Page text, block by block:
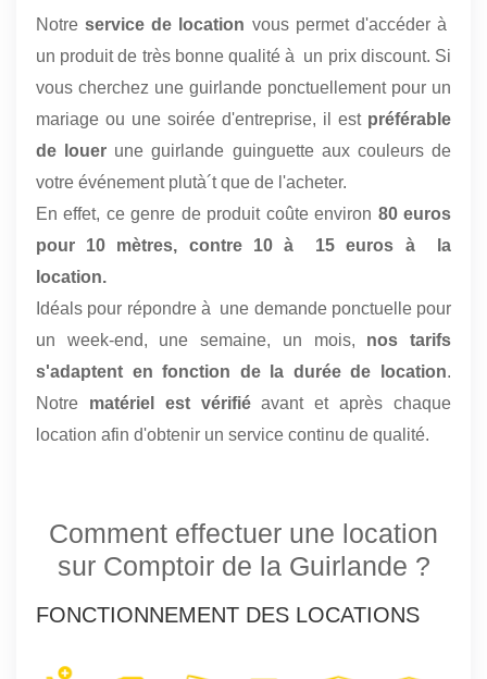
Notreservice de location vous permet d'accéder à
un produit de très bonne qualité à un prix discount. Si
vous cherchez une guirlande ponctuellement pour un
mariage ou une soirée d'entreprise, il est préférable
de louer une guirlande guinguette aux couleurs de
votre événement plutà´t que de l'acheter.
En effet, ce genre de produit coûte environ 80 euros
pour 10 mètres, contre 10 à 15 euros à la
location.
Idéals pour répondre à une demande ponctuelle pour
un week-end, une semaine, un mois, nos tarifs
s'adaptent en fonction de la durée de location.
Notre matériel est vérifiéavant et après chaque
location afin d'obtenir un service continu de qualité.
Comment effectuer une location
sur Comptoir de la Guirlande ?
FONCTIONNEMENT DES LOCATIONS